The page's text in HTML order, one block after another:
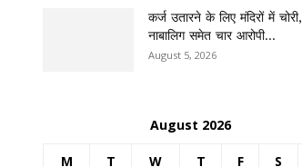
कर्ज उतारने के लिए मंदिरों में चोरी,
नाबालिग समेत चार आरोपी...
August 5, 2026
August 2026
M T W T F S